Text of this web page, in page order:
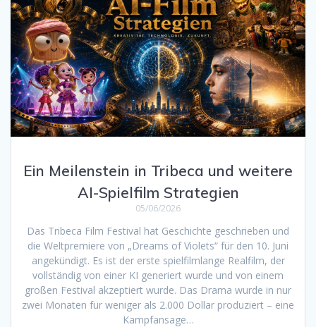
Ein Meilenstein in Tribeca und weitere
AI-Spielfilm Strategien
05/06/2026
Das Tribeca Film Festival hat Geschichte geschrieben und
die Weltpremiere von „Dreams of Violets“ für den 10. Juni
angekündigt. Es ist der erste spielfilmlange Realfilm, der
vollständig von einer KI generiert wurde und von einem
großen Festival akzeptiert wurde. Das Drama wurde in nur
zwei Monaten für weniger als 2.000 Dollar produziert – eine
Kampfansage…